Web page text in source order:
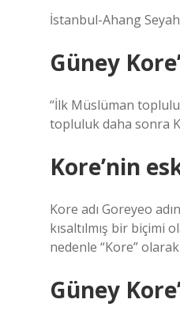
İstanbul-Ahang
Güney
“İlk Müslüman
topluluk daha sonra
Kore’nin
Kore adı Goreyeo
kısaltılmış bir biçimi
nedenle “Kore”
Güney